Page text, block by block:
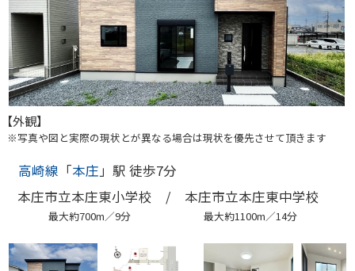
【外観】
※写真や図と実際の現状とが異なる場合は現状を優先させて頂きます
高崎線 「本庄」駅 徒歩7分
本庄市立本庄東小学校 /
最大約700m／9分
本庄市立本庄東中学校
最大約1100m／14分